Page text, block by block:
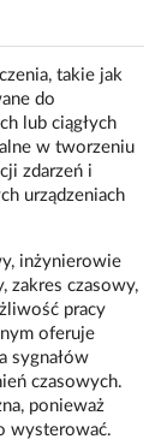
takie jak
do
lub ciągłych
w tworzeniu
zdarzeń i
urządzeniach
inżynierowie
zakres czasowy,
pracy
oferuje
sygnałów
czasowych.
ponieważ
wysterować.